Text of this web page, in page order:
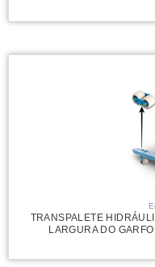
TRANSPALETE
LARGURA DO